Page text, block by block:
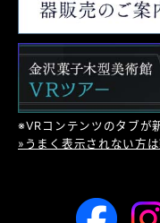
※VRコンテンツのタブが
»うまく表示されない方